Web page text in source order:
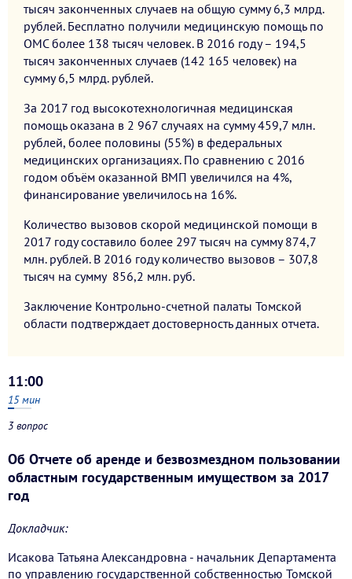
тысяч законченных случаев на общую сумму 6,3 млрд.
рублей. Бесплатно получили медицинскую помощь по
ОМС более 138 тысяч человек. В 2016 году – 194,5
тысяч законченных случаев (142 165 человек) на
сумму 6,5 млрд. рублей.
За 2017 год высокотехнологичная медицинская
помощь оказана в 2 967 случаях на сумму 459,7 млн.
рублей, более половины (55%) в федеральных
медицинских организациях. По сравнению с 2016
годом объём оказанной ВМП увеличился на 4%,
финансирование увеличилось на 16%.
Количество вызовов скорой медицинской помощи в
2017 году составило более 297 тысяч на сумму 874,7
млн. рублей. В 2016 году количество вызовов – 307,8
тысяч на сумму 856,2 млн. руб.
Заключение Контрольно-счетной палаты Томской
области подтверждает достоверность данных отчета.
11:00
15мин
3 вопрос
Об Отчете об аренде и безвозмездном пользовании
областным государственным имуществом за 2017
год
Докладчик:
Исакова Татьяна Александровна - начальник Департамента
по управлению государственной собственностью Томской